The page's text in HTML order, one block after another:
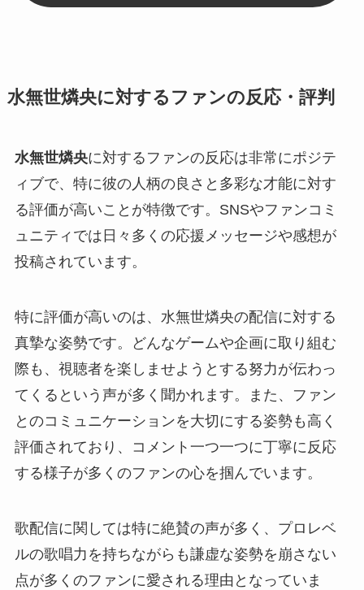
水無世燐央に対するファンの反応・評判
水無世燐央に対するファンの反応は非常にポジテ
ィブで、特に彼の人柄の良さと多彩な才能に対す
る評価が高いことが特徴です。SNSやファンコミ
ュニティでは日々多くの応援メッセージや感想が
投稿されています。
特に評価が高いのは、水無世燐央の配信に対する
真摯な姿勢です。どんなゲームや企画に取り組む
際も、視聴者を楽しませようとする努力が伝わっ
てくるという声が多く聞かれます。また、ファン
とのコミュニケーションを大切にする姿勢も高く
評価されており、コメント一つ一つに丁寧に反応
する様子が多くのファンの心を掴んでいます。
歌配信に関しては特に絶賛の声が多く、プロレベ
ルの歌唱力を持ちながらも謙虚な姿勢を崩さない
点が多くのファンに愛される理由となっていま